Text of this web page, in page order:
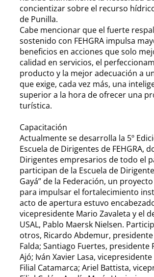
concientizar sobre el recurso
de Punilla.
Cabe mencionar que el fuerte
sostenido con FEHGRA impulsa
beneficios en acciones que solo
calidad en servicios, el
producto y la mejor adecuación a
que exige, cada vez más, una
superior a la hora de ofrecer una
turística.
Capacitación
Actualmente se desarrolla la 5º
Escuela de Dirigentes de FEHGRA,
Dirigentes empresarios de todo el
participan de la Escuela de
Gayá” de la Federación, un
para impulsar el fortalecimiento
acto de apertura estuvo
vicepresidente Mario Zavaleta y el
USAL, Pablo Maersk Nielsen.
otros, Ricardo Abdemur, presidente
Falda; Santiago Fuertes, presidente
Ajó; Iván Xavier Lasa, vicepresidente
Filial Catamarca; Ariel Battista,